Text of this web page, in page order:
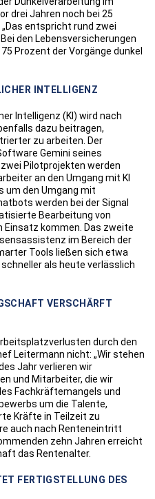
drei Jahren noch bei 25
entspricht rund zwei
den Lebensversicherungen
Prozent der Vorgänge dunkel
INTELLIGENZ
Intelligenz (KI) wird nach
dazu beitragen,
zu arbeiten. Der
Gemini seines
Pilotprojekten werden
an den Umgang mit KI
um den Umgang mit
werden bei der Signal
Bearbeitung von
Einsatz kommen. Das zweite
im Bereich der
Tools ließen sich etwa
als heute verlässlich
VERSCHÄRFT
durch den
Leitermann nicht: „Wir stehen
Jahr verlieren wir
und Mitarbeiter, die wir
Fachkräftemangels und
um die Talente,
Kräfte in Teilzeit zu
auch nach Renteneintritt
zehn Jahren erreicht
das Rentenalter.
FERTIGSTELLUNG DES